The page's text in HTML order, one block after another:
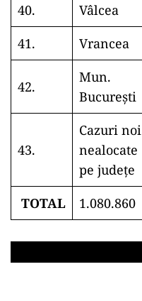
40.
Vâlcea
41.
Vrancea
42.
Mun.
București
43.
Cazuri noi
nealocate
pe județe
TOTAL 1.080.860